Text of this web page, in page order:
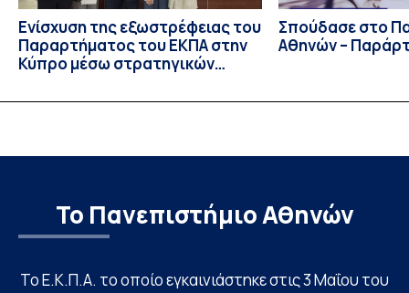
Ενίσχυση της εξωστρέφειας του
Παραρτήματος του ΕΚΠΑ στην
Κύπρο μέσω στρατηγικών
Σπούδασε στο
Αθηνών –
Το Πανεπιστήμιο Αθηνών
Το Ε.Κ.Π.Α. το οποίο εγκαινιάστηκε στις 3 Μαΐου του